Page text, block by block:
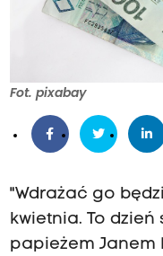
Fot. pixabay
"Wdrażać go
kwietnia. To dzień
papieżem Janem